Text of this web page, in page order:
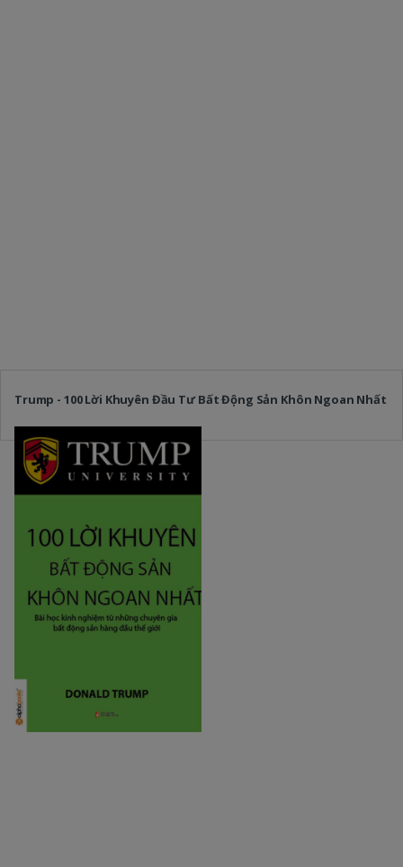
Trump - 100 Lời Khuyên Đầu Tư Bất Động Sản Khôn Ngoan Nhất